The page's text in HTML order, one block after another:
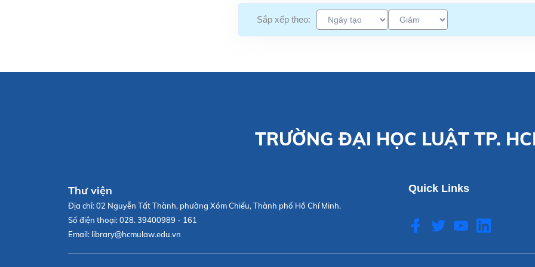
Sắp xếp theo:
TRƯỜNG ĐẠI HỌC LUẬT TP.
Thư viện
Địa chỉ:02 Nguyễn Tất Thành, phường Xóm Chiếu, Thành phố Hồ Chí Minh.
Số điện thoại:028. 39400989 - 161
Email: library@hcmulaw.edu.vn
Quick Links